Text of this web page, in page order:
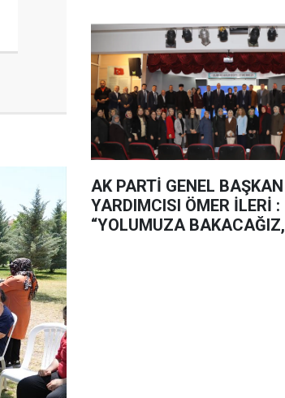
AK PARTİ GENEL BAŞKAN
YARDIMCISI ÖMER İLERİ :
“YOLUMUZA BAKACAĞIZ,